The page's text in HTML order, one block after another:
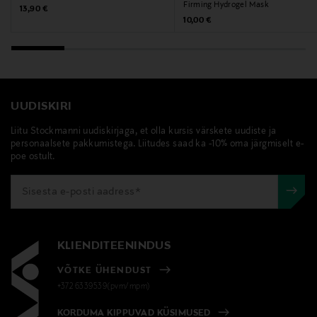
Tocopheryl Acetate, Caprylyl Glycol, Sodium
Hyaluronate, Hexylene Glycol, Carbomer, Potassium
Tootja
Estee Lauder Finland Oy
Tootja aadress
Digitaalne aadress
csfinland@fi.estee.com
Original Price
13,90 €
Firming Hydrogel Mask
Original Price
10,00 €
UUDISKIRI
Liitu Stockmanni uudiskirjaga, et olla kursis värskete uudiste ja
personaalsete pakkumistega. Liitudes saad ka -10% oma järgmiselt e-
poe ostult.
KLIENDITEENINDUS
VÕTKE ÜHENDUST
+372 6339539(pvm/mpm)
KORDUMA KIPPUVAD KÜSIMUSED